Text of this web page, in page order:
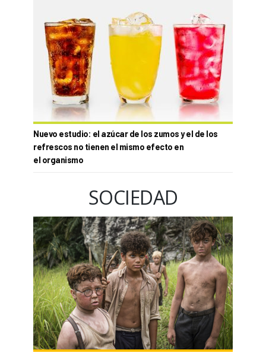
Nuevo estudio: el azúcar de los zumos y el de los
refrescos no tienen el mismo efecto en
el organismo
SOCIEDAD